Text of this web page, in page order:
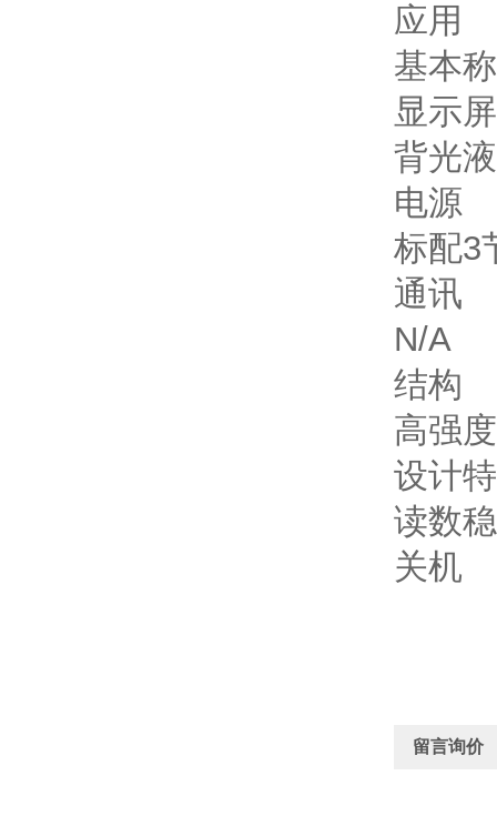
应用
基本
显示屏
背光
电源
标配3
通讯
N/A
结构
高强
设计
读数
关机
留言询价